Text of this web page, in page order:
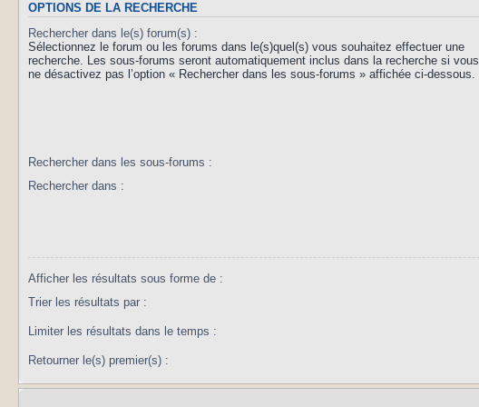
OPTIONS DE LA RECHERCHE
Rechercher dans le(s) forum(s) :
Sélectionnez le forum ou les forums dans le(s)quel(s) vous souhaitez effectuer une
recherche. Les sous-forums seront automatiquement inclus dans la recherche si vous
ne désactivez pas l’option « Rechercher dans les sous-forums » affichée ci-dessous.
Rechercher dans les sous-forums :
Rechercher dans :
Afficher les résultats sous forme de :
Trier les résultats par :
Limiter les résultats dans le temps :
Retourner le(s) premier(s) :